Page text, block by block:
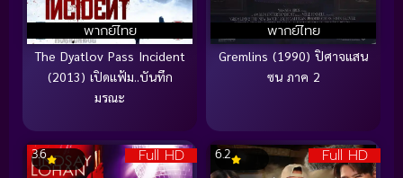
พากย์ไทย
The Dyatlov Pass Incident
(2013) เปิดแฟ้ม..บันทึก
มรณะ
พากย์ไทย
Gremlins (1990) ปิศาจแสน
ซน ภาค 2
Full HD
3.6 Full HD
6.2